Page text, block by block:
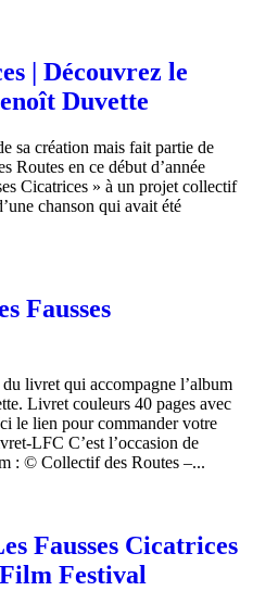
| Découvrez le
Duvette
sa création mais fait partie de
Routes en ce début d’année
Cicatrices » à un projet collectif
chanson qui avait été
Fausses
livret qui accompagne l’album
Livret couleurs 40 pages avec
le lien pour commander votre
LFC C’est l’occasion de
: © Collectif des Routes –...
Fausses Cicatrices
Festival